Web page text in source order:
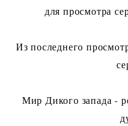
для просмотра
Из последнего
Мир Дикого запада -